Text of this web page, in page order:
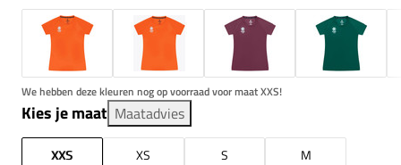
We hebben deze kleuren nog op voorraad voor maat XXS!
Kies je maat Maatadvies
XXS XS S
M